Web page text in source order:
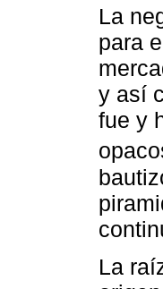
La
para
y así
fue y
La